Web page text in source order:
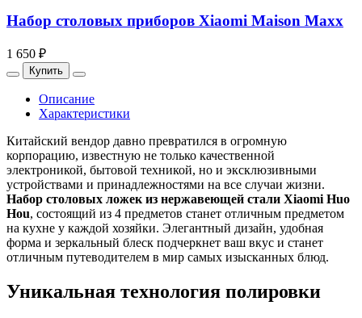
Набор столовых приборов Xiaomi Maison Maxx
1 650 ₽
Купить
Описание
Характеристики
Китайский вендор давно превратился в огромную
корпорацию, известную не только качественной
электроникой, бытовой техникой, но и эксклюзивными
устройствами и принадлежностями на все случаи жизни.
Набор столовых ложек из нержавеющей стали Xiaomi Huo
Hou, состоящий из 4 предметов станет отличным предметом
на кухне у каждой хозяйки. Элегантный дизайн, удобная
форма и зеркальный блеск подчеркнет ваш вкус и станет
отличным путеводителем в мир самых изысканных блюд.
Уникальная технология полировки